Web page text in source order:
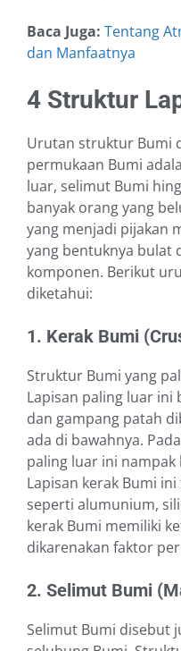
Baca Juga: Tentang
dan Manfaatnya
4 Struktur
Urutan struktur Bumi
permukaan Bumi
luar, selimut Bumi
banyak orang yang
yang menjadi pijakan
yang bentuknya bulat
komponen. Berikut
diketahui:
1. Kerak Bumi
Struktur Bumi yang
Lapisan paling luar
dan gampang patah
ada di bawahnya.
paling luar ini
Lapisan kerak Bumi
seperti alumunium,
kerak Bumi memiliki
dikarenakan faktor
2. Selimut Bumi
Selimut Bumi disebut